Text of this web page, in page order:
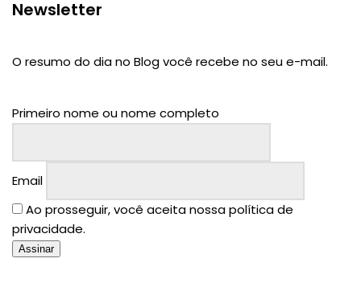
Newsletter
O resumo do dia no Blog você recebe no seu e-mail.
Primeiro nome ou nome completo
Email
Ao prosseguir, você aceita nossa política de
privacidade.